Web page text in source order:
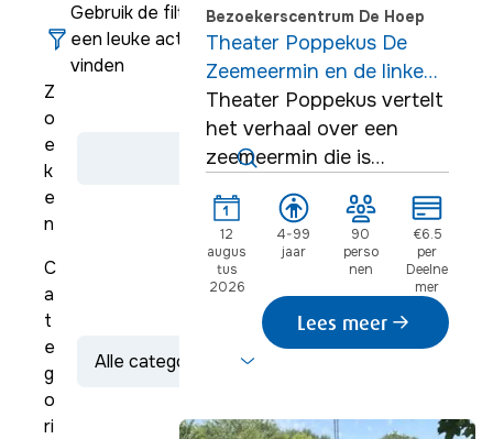
Gebruik de filtering om
een leuke activiteit te
vinden
Z
o
e
k
e
n
C
a
t
e
g
o
ri
Bezoekerscentrum De Hoep
Theater Poppekus De
Zeemeermin en de linke
soep 12.30
Theater Poppekus vertelt
het verhaal over een
zeemeermin die is
groot feest op de bodem
van de Noordzee.
12
augus
tus
2026
4-99
jaar
90
perso
nen
€6.5
per
Deelne
mer
Lees meer